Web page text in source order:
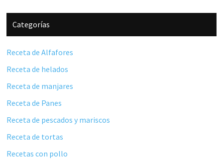
Categorías
Receta de Alfafores
Receta de helados
Receta de manjares
Receta de Panes
Receta de pescados y mariscos
Receta de tortas
Recetas con pollo